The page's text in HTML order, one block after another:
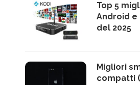
Top 5
Android e
del 2025
Migliori
compatti